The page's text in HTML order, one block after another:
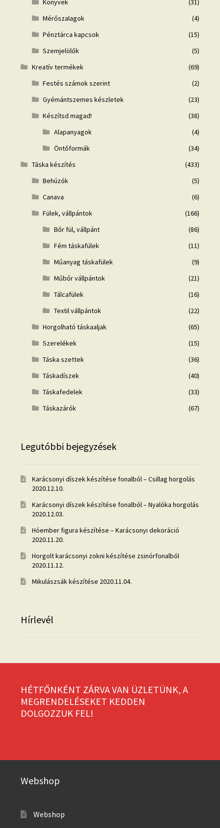
Könyvek
(31)
Mérőszalagok
(4)
Pénztárca kapcsok
(15)
Szemjelölők
(5)
Kreatív termékek
(69)
Festés számok szerint
(2)
Gyémántszemes készletek
(23)
Készítsd magad!
(38)
Alapanyagok
(4)
Öntőformák
(34)
Táska készítés
(433)
Behúzók
(5)
Canava
(6)
Fülek, vállpántok
(166)
Bőr fül, vállpánt
(86)
Fém táskafülek
(11)
Műanyag táskafülek
(9)
Műbőr vállpántok
(21)
Tálcafülek
(16)
Textil vállpántok
(22)
Horgolható táskaaljak
(65)
Szerelékek
(15)
Táska szettek
(36)
Táskadíszek
(40)
Táskafedelek
(33)
Táskazárók
(67)
Legutóbbi bejegyzések
Karácsonyi díszek készítése fonalból – Csillag horgolás
2020.12.10.
Karácsonyi díszek készítése fonalból – Nyalóka horgolás
2020.12.03.
Hóember figura készítése – Karácsonyi dekoráció
2020.11.20.
Horgolt karácsonyi zokni készítése zsinórfonalból
2020.11.12.
Mikulászsák készítése 2020.11.04.
Hírlevél
HÉTFŐNKÉNT ZÁRVA VAN ÜZLETÜNK, A
MEGRENDELÉSEKET KEDDEN
DOLGOZZUK FEL!
Webshop
Webshop